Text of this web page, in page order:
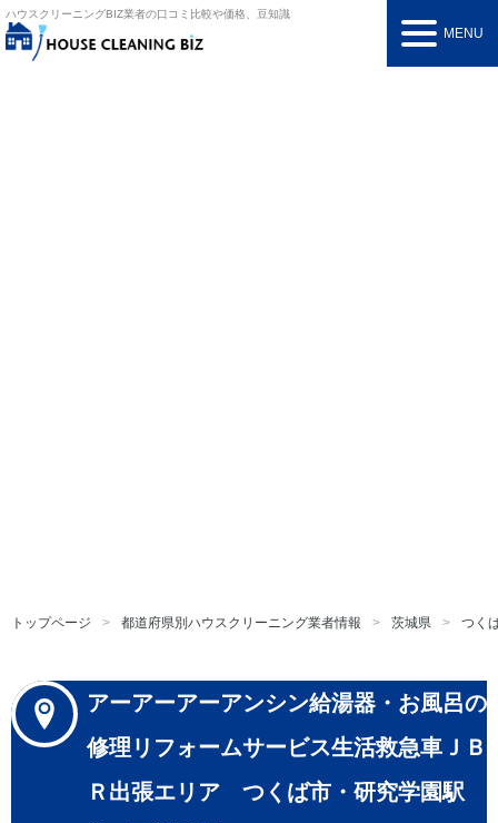
ハウスクリーニングBIZ業者の口コミ比較や価格、豆知識
MENU
トップページ 都道府県別ハウスクリーニング業者情報 茨城県 つく
アーアーアーアンシン給湯器・お風呂の
修理リフォームサービス生活救急車ＪＢ
Ｒ出張エリア つくば市・研究学園駅